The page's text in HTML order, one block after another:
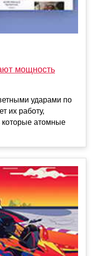
мощность
ударами по
их работу,
которые атомные